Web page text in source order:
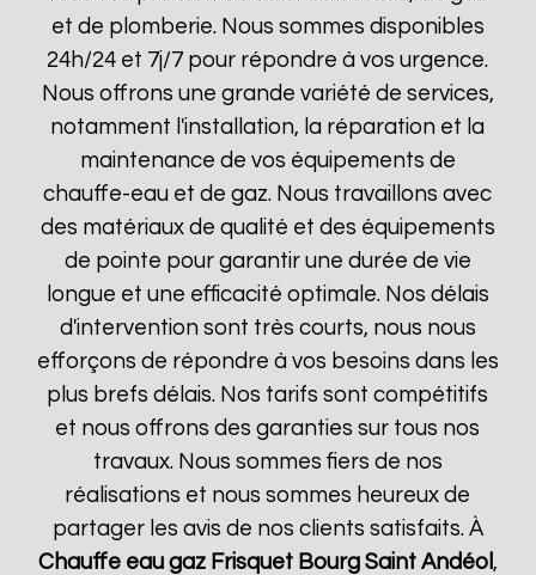
et de plomberie. Nous sommes disponibles
24h/24 et 7j/7 pour répondre à vos urgence.
Nous offrons une grande variété de services,
notamment l'installation, la réparation et la
maintenance de vos équipements de
chauffe-eau et de gaz. Nous travaillons avec
des matériaux de qualité et des équipements
de pointe pour garantir une durée de vie
longue et une efficacité optimale. Nos délais
d'intervention sont très courts, nous nous
efforçons de répondre à vos besoins dans les
plus brefs délais. Nos tarifs sont compétitifs
et nous offrons des garanties sur tous nos
travaux. Nous sommes fiers de nos
réalisations et nous sommes heureux de
partager les avis de nos clients satisfaits. À
Chauffe eau gaz Frisquet Bourg Saint Andéol ,